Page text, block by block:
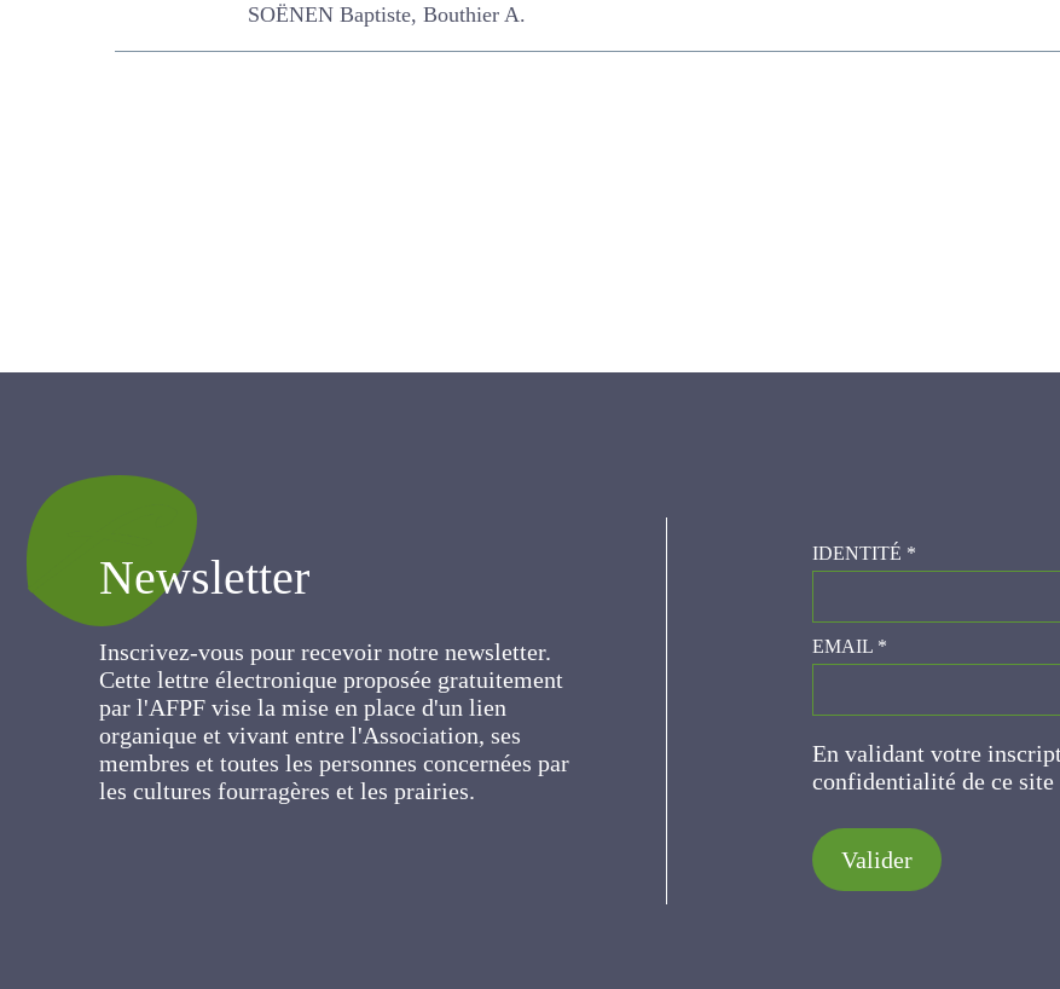
SOËNEN Baptiste, Bouthier A.
Newsletter
Inscrivez-vous pour recevoir notre newsletter.
Cette lettre électronique proposée
gratuitement par l'AFPF vise la mise en place
d'un lien organique et vivant entre
l'Association, ses membres et toutes les
personnes concernées par les cultures
fourragères et les prairies.
IDENTITÉ*
EMAIL*
En validant votre
de confidentialité de ce
Valider